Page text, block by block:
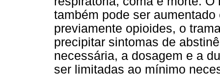
também pode ser
previamente opioides, o
precipitar sintomas de
necessária, a dosagem e a
ser limitadas ao mínimo